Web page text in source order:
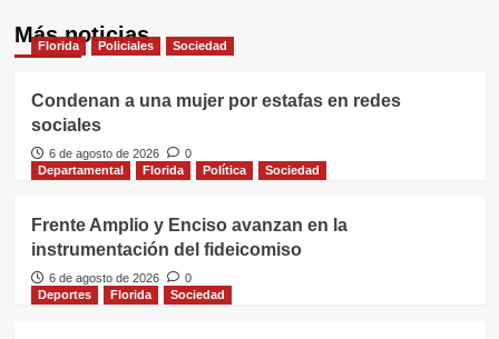
Más noticias
Florida Policiales Sociedad
Condenan a una mujer por estafas en redes
sociales
6 de agosto de 2026
0
Departamental
Florida Política Sociedad
Frente Amplio y Enciso avanzan en la
instrumentación del fideicomiso
6 de agosto de 2026
0
Deportes
Florida Sociedad